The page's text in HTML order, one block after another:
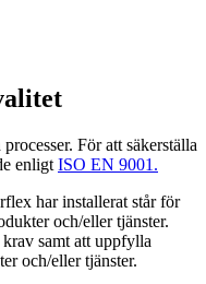
För att säkerställa
enligt ISO EN 9001.
har installerat står för
och/eller tjänster.
samt att uppfylla
och/eller tjänster.